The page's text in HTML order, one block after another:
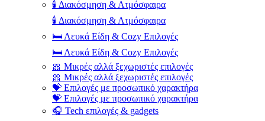
🕯️ Διακόσμηση & Ατμόσφαιρα
🕯️ Διακόσμηση & Ατμόσφαιρα
🛏️ Λευκά Είδη & Cozy Επιλογές
🛏️ Λευκά Είδη & Cozy Επιλογές
🎀 Μικρές αλλά ξεχωριστές επιλογές
🎀 Μικρές αλλά ξεχωριστές επιλογές
💝 Επιλογές με προσωπικό χαρακτήρα
💝 Επιλογές με προσωπικό χαρακτήρα
🎧 Tech επιλογές & gadgets